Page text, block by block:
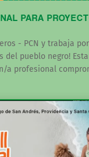
PARA
- PCN y trabaja
del pueblo negro!
a profesional